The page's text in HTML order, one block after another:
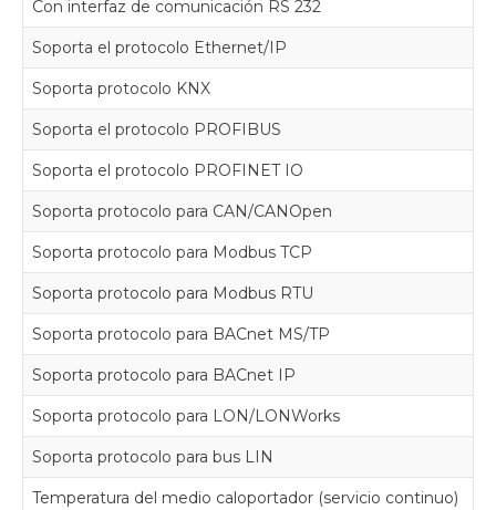
Con interfaz de comunicación RS 232
Soporta el protocolo Ethernet/IP
Soporta protocolo KNX
Soporta el protocolo PROFIBUS
Soporta el protocolo PROFINET IO
Soporta protocolo para CAN/CANOpen
Soporta protocolo para Modbus TCP
Soporta protocolo para Modbus RTU
Soporta protocolo para BACnet MS/TP
Soporta protocolo para BACnet IP
Soporta protocolo para LON/LONWorks
Soporta protocolo para bus LIN
Temperatura del medio caloportador (servicio continuo)